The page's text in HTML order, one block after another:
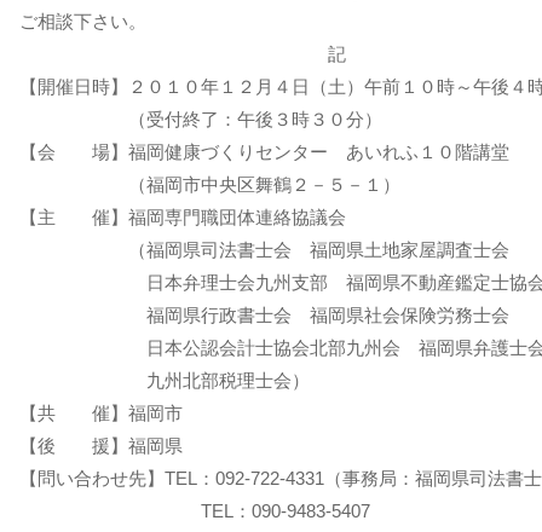
ご相談下さい。
記
【開催日時】２０１０年１２月４日（土）午前１０時～午後４
（受付終了：午後３時３０分）
【会 場】福岡健康づくりセンター あいれふ１０階講堂
（福岡市中央区舞鶴２－５－１）
【主 催】福岡専門職団体連絡協議会
（福岡県司法書士会 福岡県土地家屋調査士会
日本弁理士会九州支部 福岡県不動産鑑定士協
福岡県行政書士会 福岡県社会保険労務士会
日本公認会計士協会北部九州会 福岡県弁護士
九州北部税理士会）
【共 催】福岡市
【後 援】福岡県
【問い合わせ先】TEL：092-722-4331（事務局：福岡県司法書
TEL：090-9483-5407